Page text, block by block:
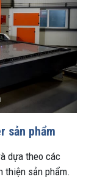
sản phẩm
dựa theo các
thiện sản phẩm.